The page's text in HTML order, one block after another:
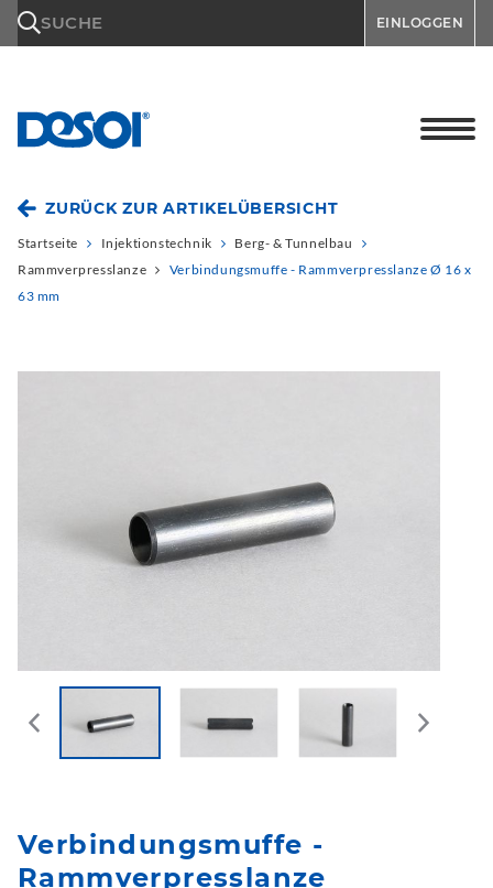
SUCHE EINLOGGEN
ZURÜCK ZUR ARTIKELÜBERSICHT
Startseite Injektionstechnik
Berg- & Tunnelbau
Rammverpresslanze
Verbindungsmuffe - Rammverpresslanze Ø 16 x
63 mm
Verbindungsmuffe -
Rammverpresslanze